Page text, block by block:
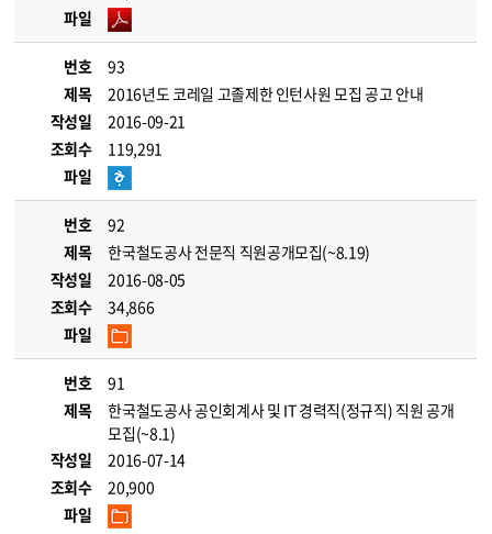
파일
번호
93
제목
2016년도 코레일 고졸제한 인턴사원 모집 공고 안내
작성일
2016-09-21
조회수
119,291
파일
번호
92
제목
한국철도공사 전문직 직원공개모집(~8.19)
작성일
2016-08-05
조회수
34,866
파일
번호
91
제목
한국철도공사 공인회계사 및 IT 경력직(정규직) 직원 공개
모집(~8.1)
작성일
2016-07-14
조회수
20,900
파일